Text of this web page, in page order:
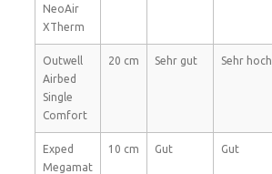
NeoAir
XTherm
Outwell
Airbed
Single
Comfort
20 cm Sehr gut Sehr hoch
Exped
Megamat
10 cm Gut Gut